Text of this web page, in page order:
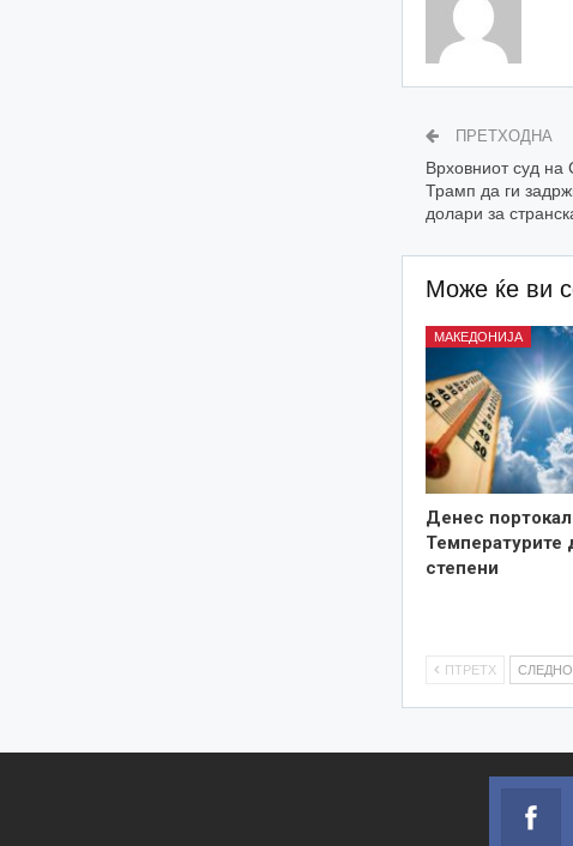
ПРЕТХОДНА
Врховниот суд
Трамп да ги
долари за
Може ќе ви
МАКЕДОНИЈА
Денес
Температурите
степени
ПТРЕТХ СЛЕДНО